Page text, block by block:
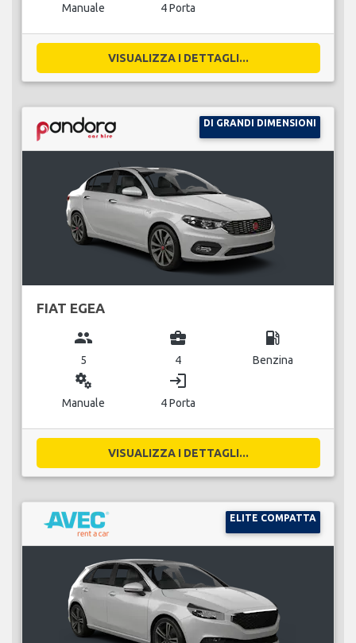
Manuale 4 Porta
VISUALIZZA I DETTAGLI...
DI GRANDI DIMENSIONI
FIAT EGEA
group
5
business_center
4
local_gas_station
Benzina
miscellaneous_services
Manuale
login
4 Porta
VISUALIZZA I DETTAGLI...
ELITE COMPATTA